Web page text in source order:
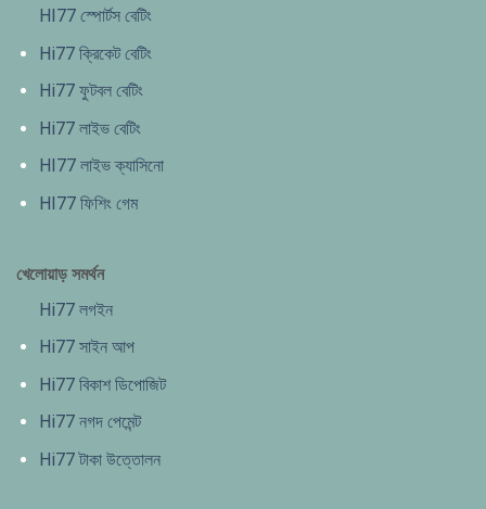
HI77 স্পোর্টস বেটিং
Hi77 ক্রিকেট বেটিং
Hi77 ফুটবল বেটিং
Hi77 লাইভ বেটিং
HI77 লাইভ ক্যাসিনো
HI77 ফিশিং গেম
খেলোয়াড় সমর্থন
Hi77 লগইন
Hi77 সাইন আপ
Hi77 বিকাশ ডিপোজিট
Hi77 নগদ পেমেন্ট
Hi77 টাকা উত্তোলন